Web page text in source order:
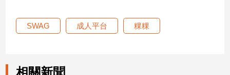
SWAG 成人平台 粿粿
相關新聞